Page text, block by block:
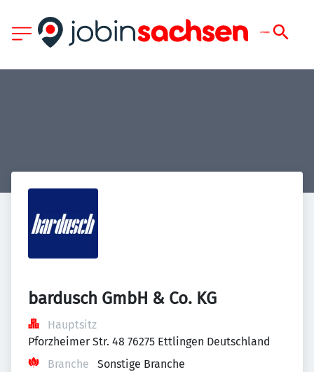
bardusch GmbH & Co. KG
Hauptsitz
Pforzheimer Str. 48 76275 Ettlingen Deutschland
Branche
Sonstige Branche